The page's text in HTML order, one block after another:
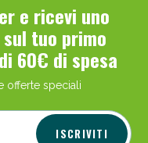
e ricevi uno
tuo primo
60€ di spesa
offerte speciali
ISCRIVITI